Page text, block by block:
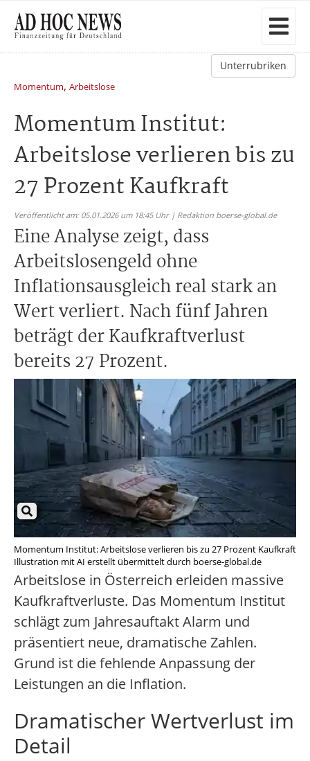
Unterrubriken
Momentum, Arbeitslose
Momentum Institut:
Arbeitslose verlieren bis zu
27 Prozent Kaufkraft
Veröffentlicht am: 05.01.2026 um 18:45 Uhr | Redaktion boerse-global.de
Eine Analyse zeigt, dass
Arbeitslosengeld ohne
Inflationsausgleich real stark an
Wert verliert. Nach fünf Jahren
beträgt der Kaufkraftverlust
bereits 27 Prozent.
Momentum Institut: Arbeitslose verlieren bis zu 27 Prozent Kaufkraft
Illustration mit AI erstellt übermittelt durch boerse-global.de
Arbeitslose in Österreich erleiden massive
Kaufkraftverluste. Das Momentum Institut
schlägt zum Jahresauftakt Alarm und
präsentiert neue, dramatische Zahlen.
Grund ist die fehlende Anpassung der
Leistungen an die Inflation.
Dramatischer Wertverlust im
Detail